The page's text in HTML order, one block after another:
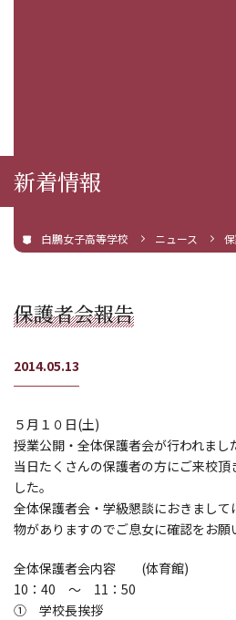
新着情報
白鵬女子高等学校 ニュース
保護者会報告
2014.05.13
５月１０日(土)
授業公開・全体保護者会が行われまし
当日たくさんの保護者の方にご来校
した。
全体保護者会・学級懇談におきまし
物がありますのでご息女に確認をお願
全体保護者会内容 (体育館)
10：40 ～ 11：50
① 学校長挨拶